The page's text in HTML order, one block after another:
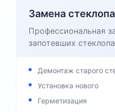
Замена
Профессиональная
запотевших
Демонтаж старого
Установка нового
Герметизация